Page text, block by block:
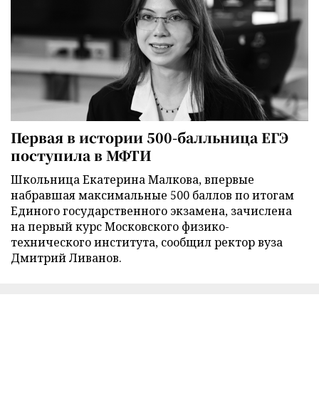
Первая в истории 500-балльница ЕГЭ
поступила в МФТИ
Школьница Екатерина Малкова, впервые
набравшая максимальные 500 баллов по итогам
Единого государственного экзамена, зачислена
на первый курс Московского физико-
технического института, сообщил ректор вуза
Дмитрий Ливанов.